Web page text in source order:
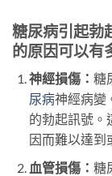
糖尿病引起勃
的原因可以有
神經損傷： 糖
尿病神經病變
的勃起訊號。
因而難以達到
血管損傷： 糖